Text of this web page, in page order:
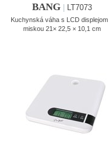
BANG| LT7073
Kuchynská váha s LCD
miskou 21× 22,5 × 10,1 cm